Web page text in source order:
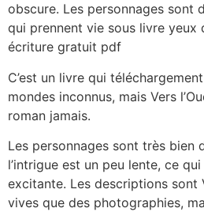
obscure. Les personnages sont
qui prennent vie sous livre yeux
écriture gratuit pdf
C’est un livre qui
mondes inconnus, mais Vers
roman jamais.
Les personnages sont très bien
l’intrigue est un peu lente, ce
excitante. Les descriptions sont
vives que des photographies,